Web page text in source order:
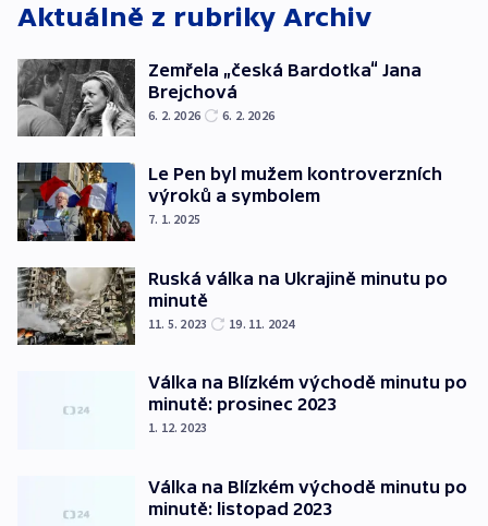
Aktuálně z rubriky Archiv
Zemřela „česká Bardotka“ Jana
Brejchová
6. 2. 2026 6. 2. 2026
Le Pen byl mužem kontroverzních
výroků a symbolem
7. 1. 2025
Ruská válka na Ukrajině minutu po
minutě
11. 5. 2023 19. 11. 2024
Válka na Blízkém východě minutu po
minutě: prosinec 2023
1. 12. 2023
Válka na Blízkém východě minutu po
minutě: listopad 2023